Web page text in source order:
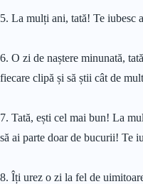
5. La mulți ani, tată! Te iubesc
6. O zi de naștere minunată,
fiecare clipă și să știi cât de
7. Tată, ești cel mai bun! La
să ai parte doar de bucurii! Te
8. Îți urez o zi la fel de